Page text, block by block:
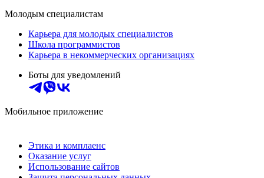
Молодым специалистам
Карьера для молодых специалистов
Школа программистов
Карьера в некоммерческих организациях
Боты для уведомлений
Мобильное приложение
Этика и комплаенс
Оказание услуг
Использование сайтов